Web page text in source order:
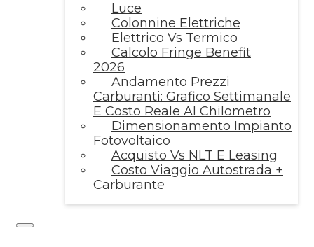
Luce
Colonnine Elettriche
Elettrico Vs Termico
Calcolo Fringe Benefit
2026
Andamento Prezzi
Carburanti: Grafico Settimanale
E Costo Reale Al Chilometro
Dimensionamento Impianto
Fotovoltaico
Acquisto Vs NLT E Leasing
Costo Viaggio Autostrada +
Carburante